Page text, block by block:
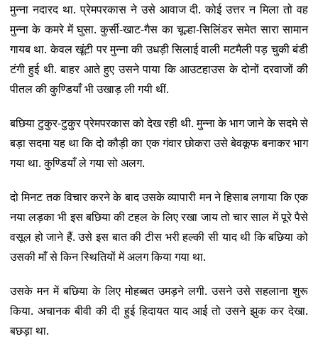
मुन्ना नदारद था. प्रेमपरकास ने उसे आवाज दी. कोई उत्तर न मिला तो वह
मुन्ना के कमरे में घुसा. कुर्सी-खाट-गैस का चूल्हा-सिलिंडर समेत सारा सामान
गायब था. केवल खूंटी पर मुन्ना की उधड़ी सिलाई वाली मटमैली पड़ चुकी बंडी
टंगी हुई थी. बाहर आते हुए उसने पाया कि आउटहाउस के दोनों दरवाजों की
पीतल की कुण्डियाँ भी उखाड़ ली गयी थीं.
बछिया टुकुर-टुकुर प्रेमपरकास को देख रही थी. मुन्ना के भाग जाने के सदमे से
बड़ा सदमा यह था कि दो कौड़ी का एक गंवार छोकरा उसे बेवकूफ बनाकर भाग
गया था. कुण्डियाँ ले गया सो अलग.
दो मिनट तक विचार करने के बाद उसके व्यापारी मन ने हिसाब लगाया कि एक
नया लड़का भी इस बछिया की टहल के लिए रखा जाय तो चार साल में पूरे पैसे
वसूल हो जाने हैं. उसे इस बात की टीस भरी हल्की सी याद थी कि बछिया को
उसकी माँ से किन स्थितियों में अलग किया गया था.
उसके मन में बछिया के लिए मोहब्बत उमड़ने लगी. उसने उसे सहलाना शुरू
किया. अचानक बीवी की दी हुई हिदायत याद आई तो उसने झुक कर देखा.
बछड़ा था.